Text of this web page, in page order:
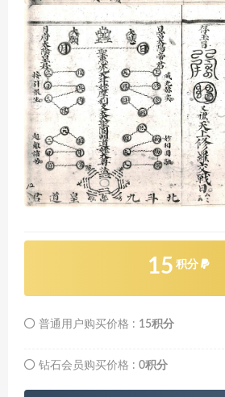
15 积分
普通用户购买价格 : 15积分
钻石会员购买价格 : 0积分